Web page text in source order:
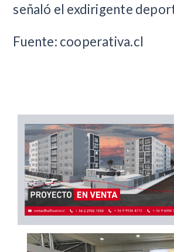
señaló el exdirigente
Fuente: cooperativa.cl